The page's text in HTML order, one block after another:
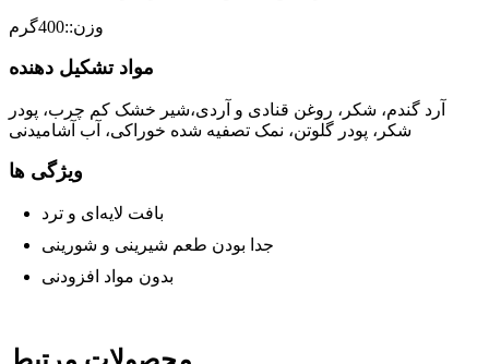
وزن::400گرم
مواد تشکیل دهنده
آرد گندم، شکر، روغن قنادی و آردی،شیر خشک کم چرب، پودر
شکر، پودر گلوتن، نمک تصفیه شده خوراکی، آب آشامیدنی
ویژگی ها
بافت لایه‌ای و ترد
جدا بودن طعم شیرینی و شورینی
بدون مواد افزودنی